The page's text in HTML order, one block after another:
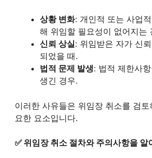
상황 변화: 개인적 또는 사업
해 위임할 필요성이 없어지는
신뢰 상실: 위임받은 자가 신
되었을 때.
법적 문제 발생: 법적 제한사
생긴 경우.
이러한 사유들은 위임장 취소를 검
요한 요소입니다.
✅ 위임장 취소 절차와 주의사항을 알